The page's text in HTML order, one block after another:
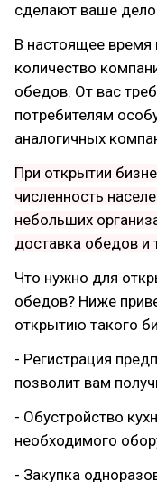
сделают ваше
В настоящее время
количество
обедов. От вас
потребителям
аналогичных
При открытии
численность
небольших
доставка обедов и
Что нужно для
обедов? Ниже
открытию такого
- Регистрация
позволит вам
- Обустройство
необходимого
- Закупка